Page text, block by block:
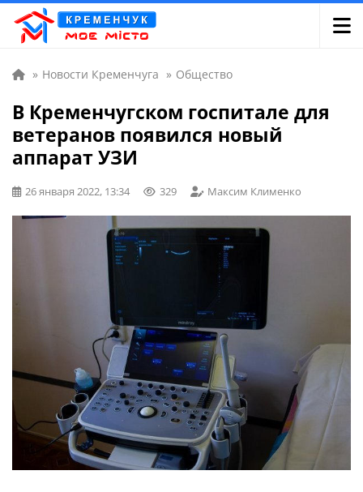
» Новости Кременчуга » Общество
В Кременчугском госпитале для
ветеранов появился новый
аппарат УЗИ
26 января 2022, 13:34 329 Максим Клименко